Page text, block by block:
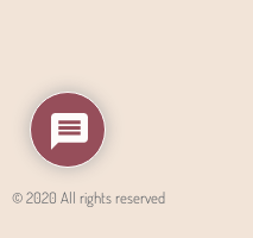
© 2020 All rights reserved